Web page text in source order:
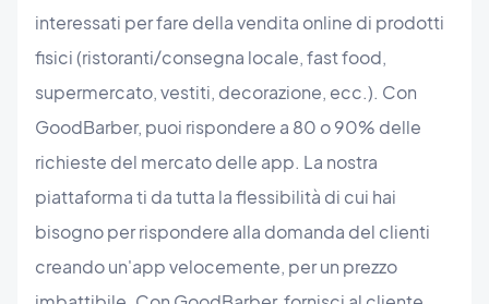
interessati per fare della vendita online di prodotti
fisici (ristoranti/consegna locale, fast food,
supermercato, vestiti, decorazione, ecc.). Con
GoodBarber, puoi rispondere a 80 o 90% delle
richieste del mercato delle app. La nostra
piattaforma ti da tutta la flessibilità di cui hai
bisogno per rispondere alla domanda del clienti
creando un'app velocemente, per un prezzo